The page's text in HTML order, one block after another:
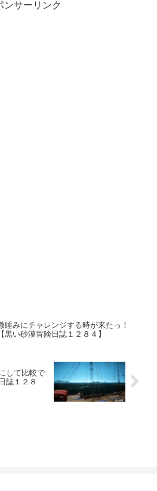
ンサーリンク
睡みにチャレンジする時が来たっ！
【黒い砂漠冒険日誌１２８４】
して比較で
誌１２８